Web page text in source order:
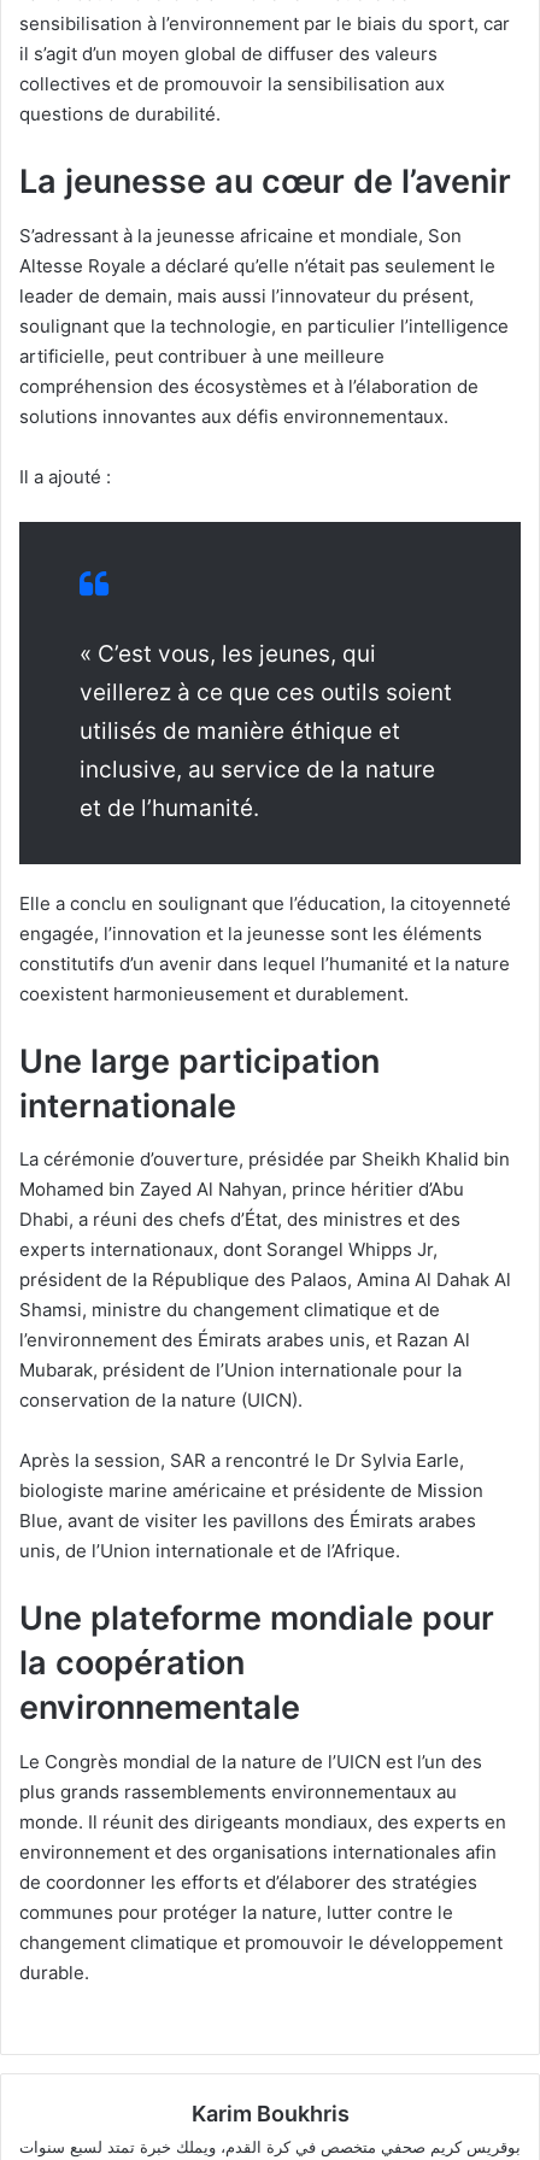
sensibilisation à l’environnement par le biais du sport, car
il s’agit d’un moyen global de diffuser des valeurs
collectives et de promouvoir la sensibilisation aux
questions de durabilité.
La jeunesse au cœur de l’avenir
S’adressant à la jeunesse africaine et mondiale, Son
Altesse Royale a déclaré qu’elle n’était pas seulement le
leader de demain, mais aussi l’innovateur du présent,
soulignant que la technologie, en particulier l’intelligence
artificielle, peut contribuer à une meilleure
compréhension des écosystèmes et à l’élaboration de
solutions innovantes aux défis environnementaux.
Il a ajouté :
« C’est vous, les jeunes, qui
veillerez à ce que ces outils soient
utilisés de manière éthique et
inclusive, au service de la nature
et de l’humanité.
Elle a conclu en soulignant que l’éducation, la citoyenneté
engagée, l’innovation et la jeunesse sont les éléments
constitutifs d’un avenir dans lequel l’humanité et la nature
coexistent harmonieusement et durablement.
Une large participation
internationale
La cérémonie d’ouverture, présidée par Sheikh Khalid bin
Mohamed bin Zayed Al Nahyan, prince héritier d’Abu
Dhabi, a réuni des chefs d’État, des ministres et des
experts internationaux, dont Sorangel Whipps Jr,
président de la République des Palaos, Amina Al Dahak Al
Shamsi, ministre du changement climatique et de
l’environnement des Émirats arabes unis, et Razan Al
Mubarak, président de l’Union internationale pour la
conservation de la nature (UICN).
Après la session, SAR a rencontré le Dr Sylvia Earle,
biologiste marine américaine et présidente de Mission
Blue, avant de visiter les pavillons des Émirats arabes
unis, de l’Union internationale et de l’Afrique.
Une plateforme mondiale pour
la coopération
environnementale
Le Congrès mondial de la nature de l’UICN est l’un des
plus grands rassemblements environnementaux au
monde. Il réunit des dirigeants mondiaux, des experts en
environnement et des organisations internationales afin
de coordonner les efforts et d’élaborer des stratégies
communes pour protéger la nature, lutter contre le
changement climatique et promouvoir le développement
durable.
Karim Boukhris
بوقريس كريم صحفي متخصص في كرة القدم، ويملك خبرة تمتد لسبع سنوات